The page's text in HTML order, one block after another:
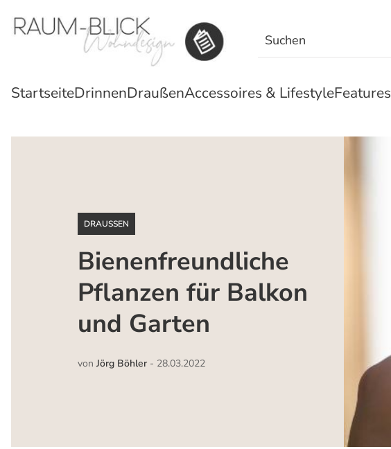
for:
StartseiteDrinnenDraußenAccessoires & LifestyleFeatures
DRAUSSEN
Bienenfreundliche
Pflanzen für Balkon
und Garten
von Jörg Böhler - 28.03.2022